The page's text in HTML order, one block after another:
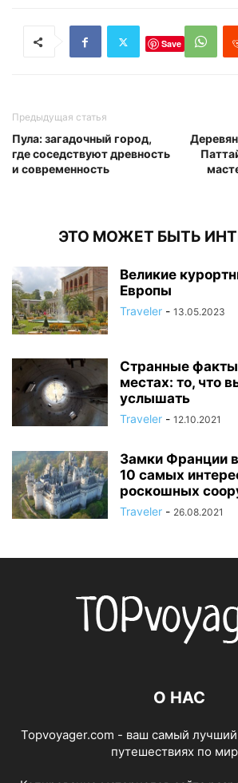
Save
Предыдущая статья
Пула: загадочный город,
где соседствуют древность
и современность
ЭТО МОЖЕТ БЫТЬ
Великие
Европы
Traveler - 13.05.2023
Странные
местах: то, что
услышать
Traveler - 12.10.2021
Замки Франции
10 самых
роскошных
Traveler - 26.08.2021
О НАС
Topvoyager.com - ваш самый лучший
путешествиях по